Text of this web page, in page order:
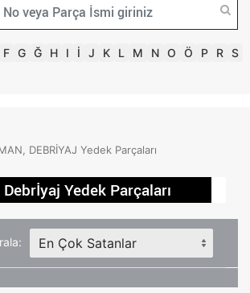
F G Ğ H I İ J K L M N O Ö P R S
DEBRİYAJ Yedek Parçaları
Yedek Parçaları